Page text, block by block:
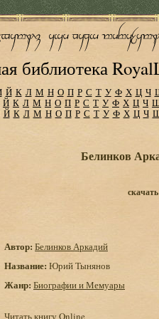
библиотека
Й К Л М Н О П Р С Т У Ф Х Ц Ч
Й К Л М Н О П Р С Т У Ф Х Ц Ч
Й К Л М Н О П Р С Т У Ф Х Ц Ч
Белинков
Автор: Белинков Аркадий
Название: Юрий Тынянов
Жанр: Биографии и Мемуары
Читать книгу Online